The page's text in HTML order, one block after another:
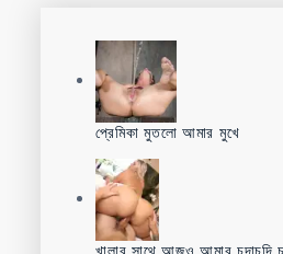
প্রেমিকা মুতলো আমার মুখে